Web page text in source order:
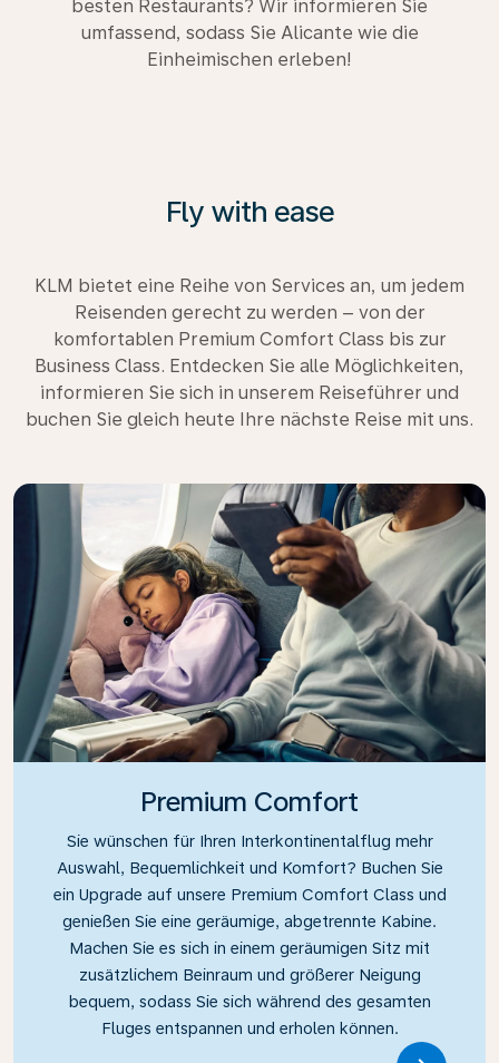
besten Restaurants? Wir informieren Sie
umfassend, sodass Sie Alicante wie die
Einheimischen erleben!
Fly with ease
KLM bietet eine Reihe von Services an, um jedem
Reisenden gerecht zu werden – von der
komfortablen Premium Comfort Class bis zur
Business Class. Entdecken Sie alle Möglichkeiten,
informieren Sie sich in unserem Reiseführer und
buchen Sie gleich heute Ihre nächste Reise mit uns.
Premium Comfort
Sie wünschen für Ihren Interkontinentalflug mehr
Auswahl, Bequemlichkeit und Komfort? Buchen Sie
ein Upgrade auf unsere Premium Comfort Class und
genießen Sie eine geräumige, abgetrennte Kabine.
Machen Sie es sich in einem geräumigen Sitz mit
zusätzlichem Beinraum und größerer Neigung
bequem, sodass Sie sich während des gesamten
Fluges entspannen und erholen können.